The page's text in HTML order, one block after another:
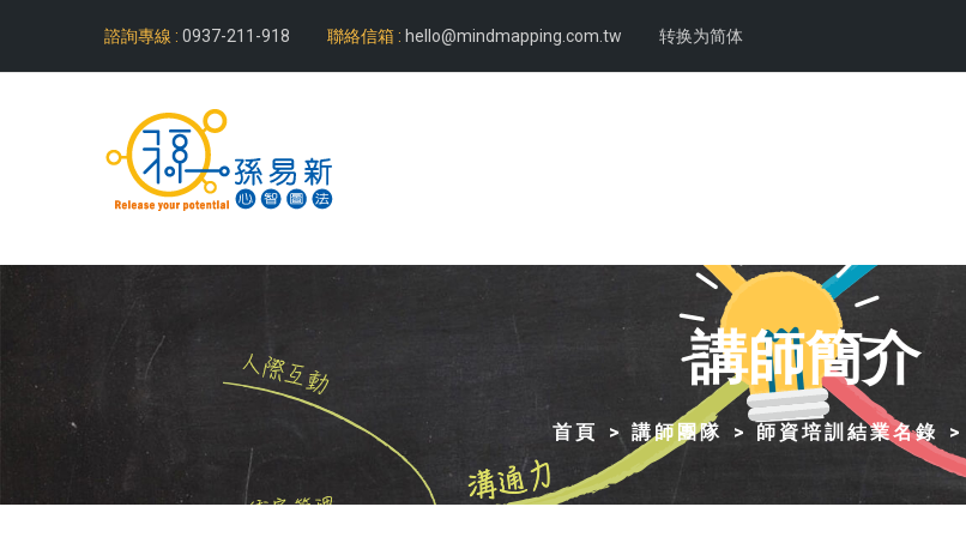
諮詢專線 : 0937-211-918 聯絡信箱 : hello@mindmapping.com.tw 转换为简体
講師簡介
首頁 講師團隊 師資培訓結業名錄